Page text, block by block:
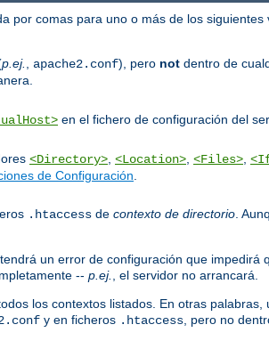
por comas para uno o más de los siguientes
p.ej. apache2.conf), pero not dentro de
en el fichero de configuración del
<Directory> <Location> <Files>
de Configuración
.htaccess de contexto de directorio .
un error de configuración que impedirá
-- p.ej.
, el servidor no arrancará.
los contextos listados. En otras palabras,
y en ficheros .htaccess , pero no